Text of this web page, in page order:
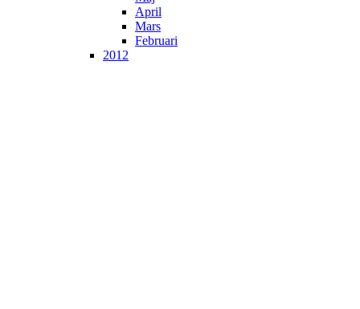
April
Mars
Februari
2012